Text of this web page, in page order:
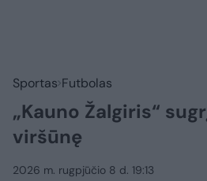
Sportas Futbolas
„Kauno Žalgiris“
viršūnę
2026 m. rugpjūčio 8 d. 19:13